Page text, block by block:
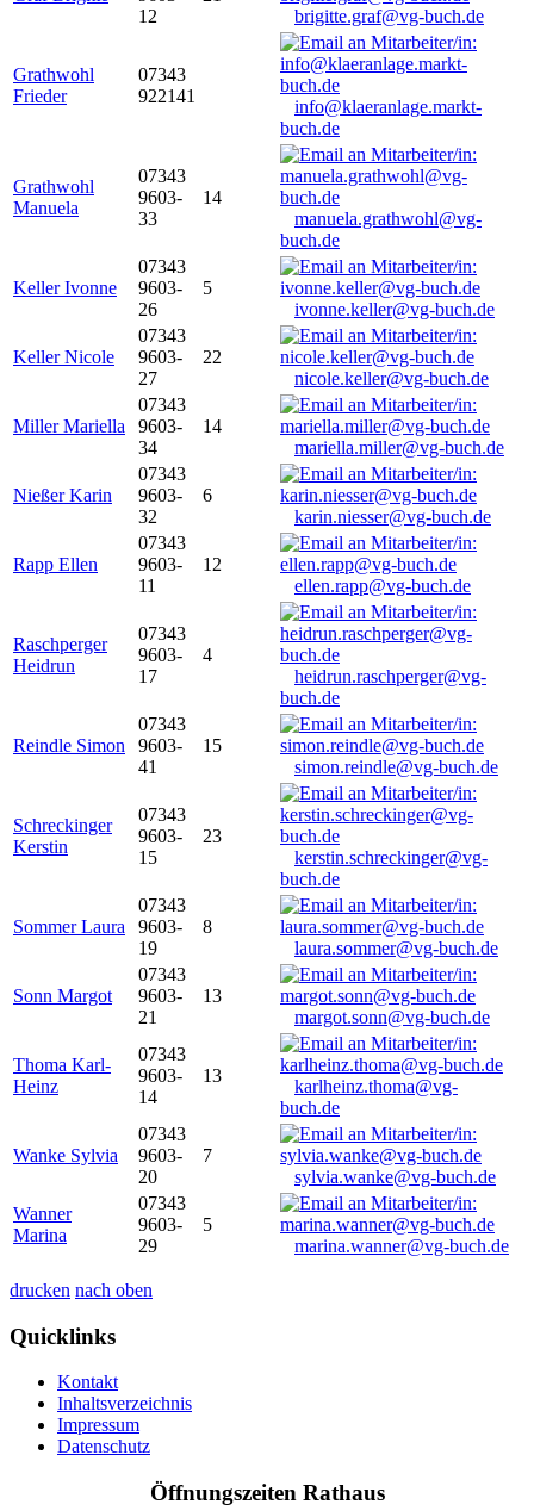
12
brigitte.graf@vg-buch.de
Grathwohl
Frieder
07343
922141
info@klaeranlage.markt-
buch.de
Grathwohl
Manuela
07343
9603-
33
14
manuela.grathwohl@vg-
buch.de
Keller Ivonne
07343
9603-
26
5
ivonne.keller@vg-buch.de
Keller Nicole
07343
9603-
27
22
nicole.keller@vg-buch.de
Miller Mariella
07343
9603-
34
14
mariella.miller@vg-buch.de
Nießer Karin
07343
9603-
32
6
karin.niesser@vg-buch.de
Rapp Ellen
07343
9603-
11
12
ellen.rapp@vg-buch.de
Raschperger
Heidrun
07343
9603-
17
4
heidrun.raschperger@vg-
buch.de
Reindle Simon
07343
9603-
41
15
simon.reindle@vg-buch.de
Schreckinger
Kerstin
07343
9603-
15
23
kerstin.schreckinger@vg-
buch.de
Sommer Laura
07343
9603-
19
8
laura.sommer@vg-buch.de
Sonn Margot
07343
9603-
21
13
margot.sonn@vg-buch.de
Thoma Karl-
Heinz
07343
9603-
14
13
karlheinz.thoma@vg-
buch.de
Wanke Sylvia
07343
9603-
20
7
sylvia.wanke@vg-buch.de
Wanner
Marina
07343
9603-
29
5
marina.wanner@vg-buch.de
drucken nach oben
Quicklinks
Kontakt
Inhaltsverzeichnis
Impressum
Datenschutz
Öffnungszeiten Rathaus